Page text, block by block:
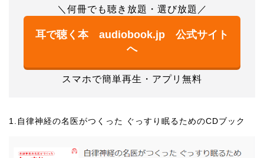
＼何冊でも聴き放題・選び放題／
耳で聴く本 audiobook.jp 公式サイト
へ
スマホで簡単再生・アプリ無料
1.自律神経の名医がつくった ぐっすり眠るためのCDブック